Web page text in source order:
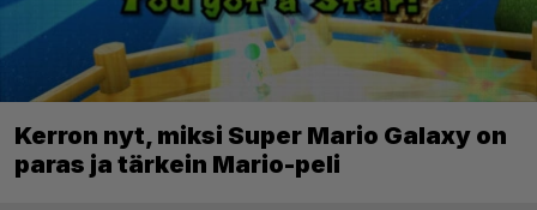
Kerron nyt, miksi Super Mario Galaxy on
paras ja tärkein Mario-peli